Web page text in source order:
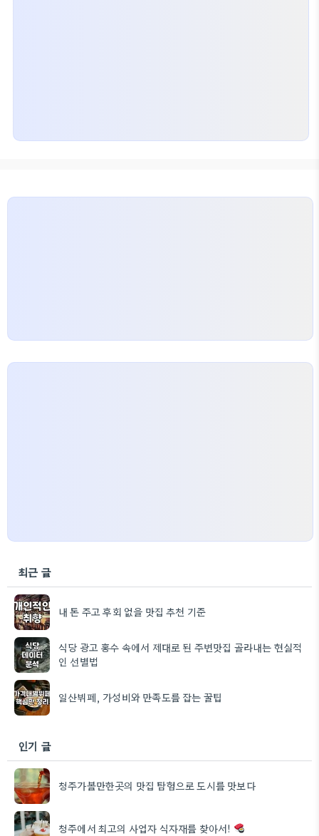
최근 글
내 돈 주고 후회 없을 맛집 추천 기준
식당 광고 홍수 속에서 제대로 된 주변맛집 골라내는 현실적
인 선별법
일산뷔페, 가성비와 만족도를 잡는 꿀팁
인기 글
청주가볼만한곳의 맛집 탐험으로 도시를 맛보다
청주에서 최고의 사업자 식자재를 찾아서!